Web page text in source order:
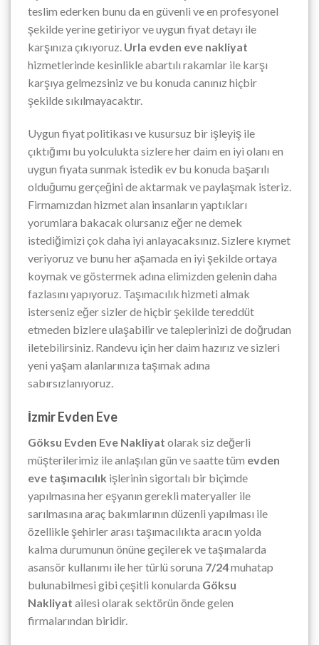
teslim ederken bunu da en güvenli ve en profesyonel
şekilde yerine getiriyor ve uygun fiyat detayı ile
karşınıza çıkıyoruz. Urla evden eve nakliyat
hizmetlerinde kesinlikle abartılı rakamlar ile karşı
karşıya gelmezsiniz ve bu konuda canınız hiçbir
şekilde sıkılmayacaktır.
Uygun fiyat politikası ve kusursuz bir işleyiş ile
çıktığımı bu yolculukta sizlere her daim en iyi olanı en
uygun fiyata sunmak istedik ev bu konuda başarılı
olduğumu gerçeğini de aktarmak ve paylaşmak isteriz.
Firmamızdan hizmet alan insanların yaptıkları
yorumlara bakacak olursanız eğer ne demek
istediğimizi çok daha iyi anlayacaksınız. Sizlere kıymet
veriyoruz ve bunu her aşamada en iyi şekilde ortaya
koymak ve göstermek adına elimizden gelenin daha
fazlasını yapıyoruz. Taşımacılık hizmeti almak
isterseniz eğer sizler de hiçbir şekilde tereddüt
etmeden bizlere ulaşabilir ve taleplerinizi de doğrudan
iletebilirsiniz. Randevu için her daim hazırız ve sizleri
yeni yaşam alanlarınıza taşımak adına
sabırsızlanıyoruz.
İzmir Evden Eve
Göksu Evden Eve Nakliyat olarak siz değerli
müşterilerimiz ile anlaşılan gün ve saatte tüm evden
eve taşımacılık işlerinin sigortalı bir biçimde
yapılmasına her eşyanın gerekli materyaller ile
sarılmasına araç bakımlarının düzenli yapılması ile
özellikle şehirler arası taşımacılıkta aracın yolda
kalma durumunun önüne geçilerek ve taşımalarda
asansör kullanımı ile her türlü soruna 7/24muhatap
bulunabilmesi gibi çeşitli konularda Göksu
Nakliyat ailesi olarak sektörün önde gelen
firmalarından biridir.